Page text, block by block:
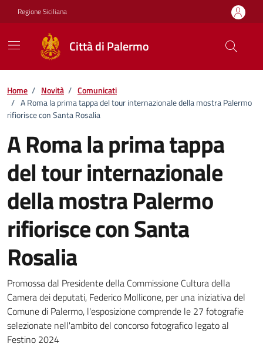
Vai ai contenuti
Vai al footer
Regione Siciliana
Città di Palermo
Home / Novità / Comunicati
/ A Roma la prima tappa del tour internazionale della mostra Palermo
rifiorisce con Santa Rosalia
A Roma la prima tappa
del tour internazionale
della mostra Palermo
rifiorisce con Santa
Rosalia
Dettagli della notizia
Promossa dal Presidente della Commissione Cultura della
Camera dei deputati, Federico Mollicone, per una iniziativa del
Comune di Palermo, l'esposizione comprende le 27 fotografie
selezionate nell'ambito del concorso fotografico legato al
Festino 2024